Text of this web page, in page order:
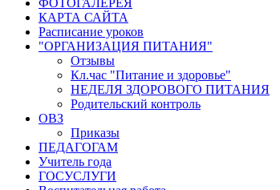
КАРТА САЙТА
Расписание уроков
"ОРГАНИЗАЦИЯ ПИТАНИЯ"
Отзывы
Кл.час "Питание и здоровье"
НЕДЕЛЯ ЗДОРОВОГО ПИТАНИЯ
Родительский контроль
ОВЗ
Приказы
ПЕДАГОГАМ
Учитель года
ГОСУСЛУГИ